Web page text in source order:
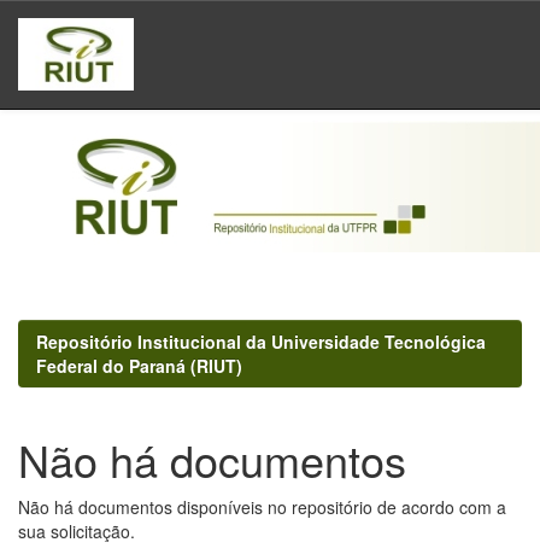
Skip
navigation
Repositório Institucional da Universidade Tecnológica
Federal do Paraná (RIUT)
Não há documentos
Não há documentos disponíveis no repositório de acordo com a
sua solicitação.